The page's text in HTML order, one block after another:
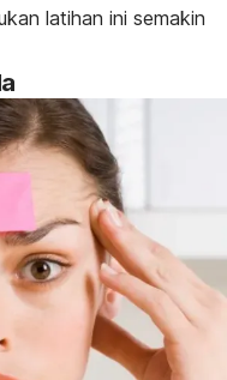
latihan ini semakin